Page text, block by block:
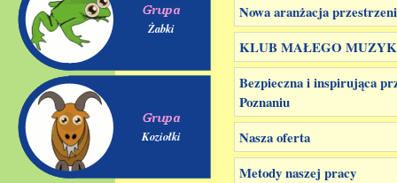
Żabki
Koziołki
Nowa aranżacja
KLUB MAŁEGO
Bezpieczna i inspirująca
Poznaniu
Nasza oferta
Metody naszej pracy